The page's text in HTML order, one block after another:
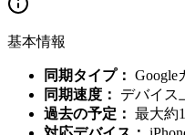
基本情報
同期タイプ： Google
同期速度：
デバイス
過去の予定： 最大約